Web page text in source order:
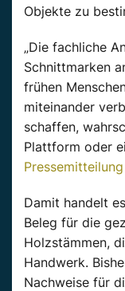
Objekte zu
„Die fachliche
Schnittmarken
frühen
miteinander
schaffen,
Plattform oder
Damit handelt
Beleg für die
Holzstämmen,
Handwerk.
Nachweise für